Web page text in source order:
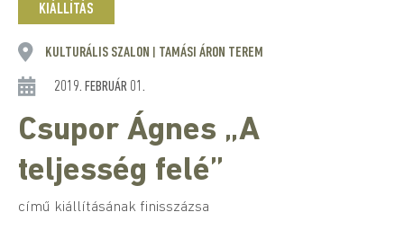
KIÁLLÍTÁS
KULTURÁLIS SZALON TAMÁSI ÁRON TEREM
2019. FEBRUÁR 01.
Csupor Ágnes „A
teljesség felé”
című kiállításának finisszázsa